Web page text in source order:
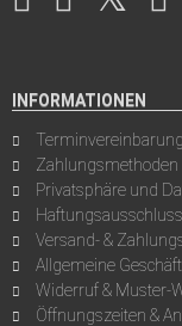
INFORMATIONEN
Terminvereinbarung
Zahlungsmethoden
Privatsphäre und
Versand- &
Allgemeine
Widerruf & Muster-
Öffnungszeiten &